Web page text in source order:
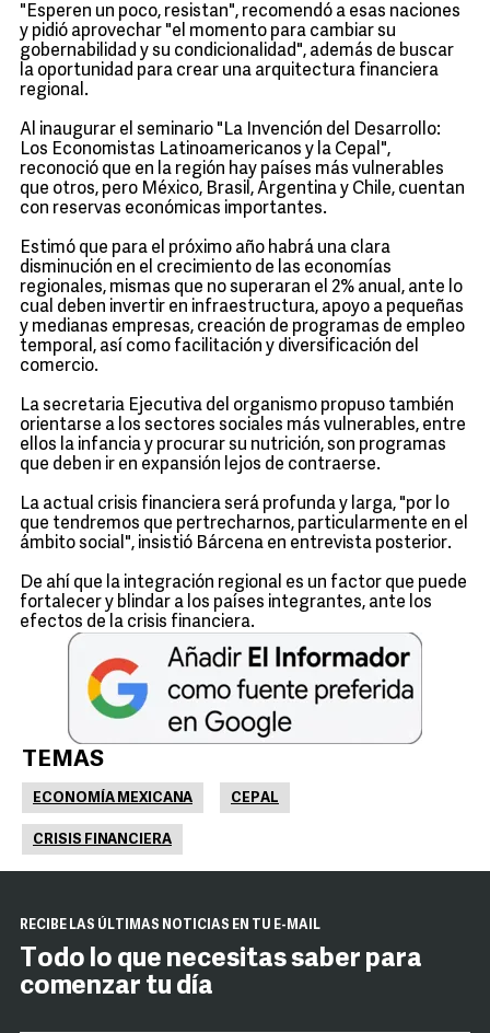
"Esperen un poco, resistan", recomendó a esas naciones
y pidió aprovechar "el momento para cambiar su
gobernabilidad y su condicionalidad", además de buscar
la oportunidad para crear una arquitectura financiera
regional.
Al inaugurar el seminario "La Invención del Desarrollo:
Los Economistas Latinoamericanos y la Cepal",
reconoció que en la región hay países más vulnerables
que otros, pero México, Brasil, Argentina y Chile, cuentan
con reservas económicas importantes.
Estimó que para el próximo año habrá una clara
disminución en el crecimiento de las economías
regionales, mismas que no superaran el 2% anual, ante lo
cual deben invertir en infraestructura, apoyo a pequeñas
y medianas empresas, creación de programas de empleo
temporal, así como facilitación y diversificación del
comercio.
La secretaria Ejecutiva del organismo propuso también
orientarse a los sectores sociales más vulnerables, entre
ellos la infancia y procurar su nutrición, son programas
que deben ir en expansión lejos de contraerse.
La actual crisis financiera será profunda y larga, "por lo
que tendremos que pertrecharnos, particularmente en el
ámbito social", insistió Bárcena en entrevista posterior.
De ahí que la integración regional es un factor que puede
fortalecer y blindar a los países integrantes, ante los
efectos de la crisis financiera.
TEMAS
ECONOMÍA MEXICANA CEPAL
CRISIS FINANCIERA
RECIBE LAS ÚLTIMAS NOTICIAS EN TU E-MAIL
Todo lo que necesitas saber para
comenzar tu día